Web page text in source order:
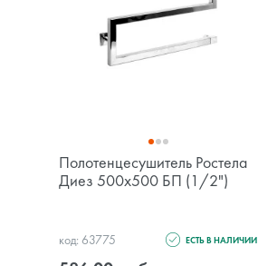
Полотенцесушитель Ростела
Диез 500x500 БП (1/2")
код: 63775 ЕСТЬ В НАЛИЧИИ